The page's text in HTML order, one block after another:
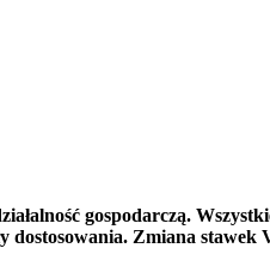
gospodarczą.
Zmiana stawek